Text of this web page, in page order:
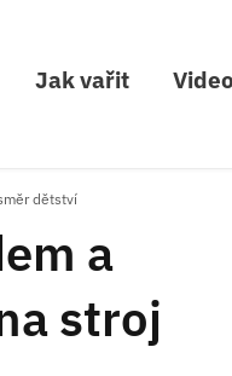
Jak vařit Video
dětství
a
stroj